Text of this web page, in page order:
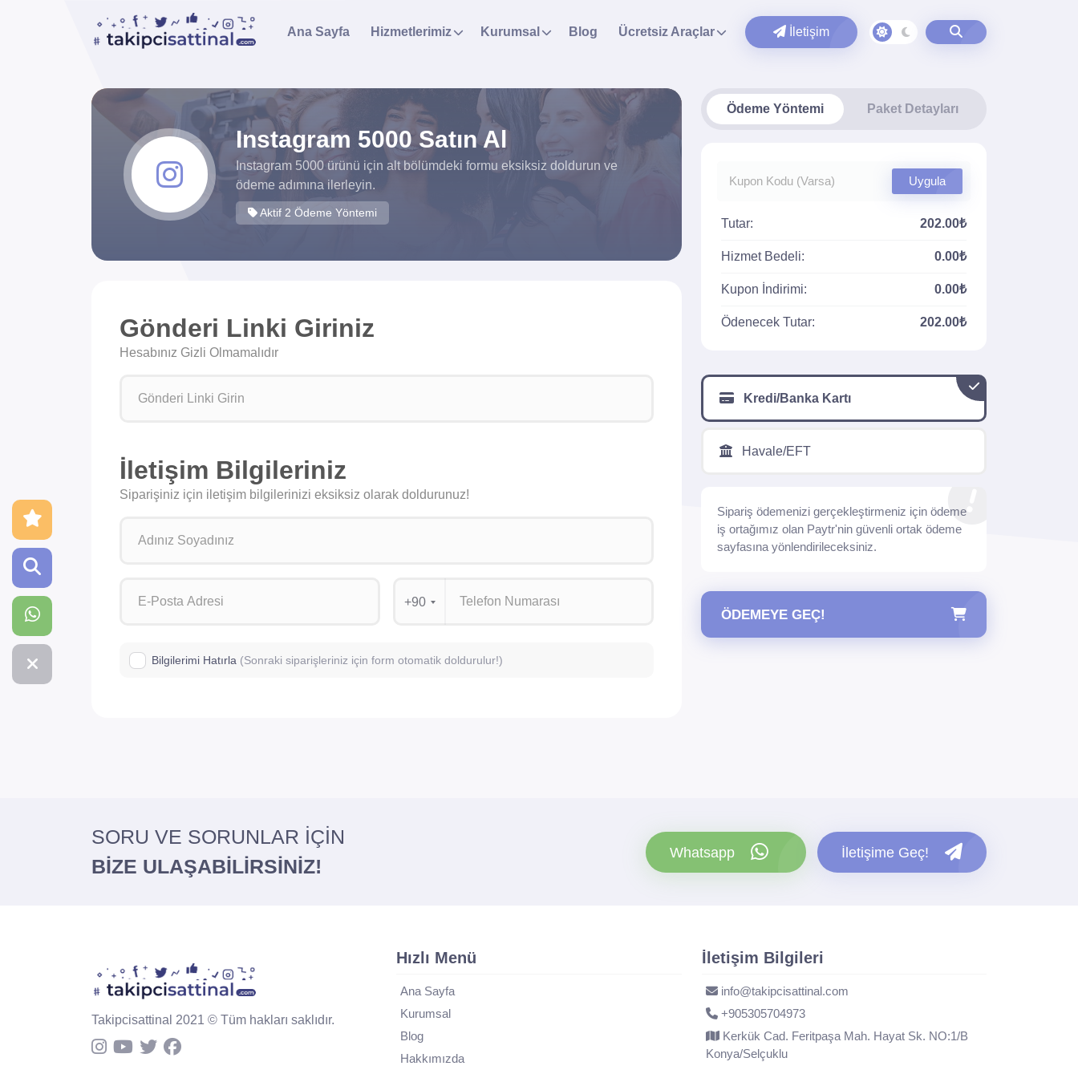
Ana Sayfa Hizmetlerimiz Kurumsal Blog Ücretsiz Araçlar İletişim
Instagram 5000 Satın Al
Instagram 5000 ürünü için alt bölümdeki formu eksiksiz doldurun ve
ödeme adımına ilerleyin.
Aktif 2 Ödeme Yöntemi
Gönderi Linki Giriniz
Hesabınız Gizli Olmamalıdır
İletişim Bilgileriniz
Siparişiniz için iletişim bilgilerinizi eksiksiz olarak doldurunuz!
+90
Bilgilerimi Hatırla (Sonraki siparişleriniz için form otomatik doldurulur!)
Ödeme Yöntemi Paket Detayları
Uygula
Tutar: 202.00₺
Hizmet Bedeli: 0.00₺
Kupon İndirimi: 0.00₺
Ödenecek Tutar: 202.00₺
Kredi/Banka Kartı
Havale/EFT
Sipariş ödemenizi gerçekleştirmeniz için ödeme
iş ortağımız olan Paytr'nin güvenli ortak ödeme
sayfasına yönlendirileceksiniz.
ÖDEMEYE GEÇ!
SORU VE SORUNLAR İÇİN
BİZE ULAŞABİLİRSİNİZ!
Whatsapp İletişime Geç!
Takipcisattinal 2021 © Tüm hakları saklıdır.
Hızlı Menü
Ana Sayfa
Kurumsal
Blog
Hakkımızda
İletişim Bilgileri
info@takipcisattinal.com
+905305704973
Kerkük Cad. Feritpaşa Mah. Hayat Sk. NO:1/B
Konya/Selçuklu